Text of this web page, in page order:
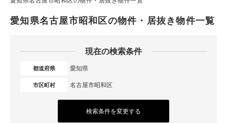
愛知県名古屋市昭和区の物件・居抜き物件一覧
現在の検索条件
都道府県 愛知県
市区町村 名古屋市昭和区
検索条件を変更する